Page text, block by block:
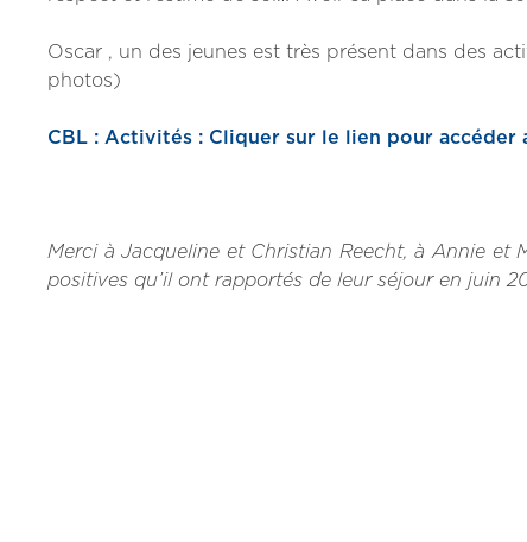
Oscar , un des jeunes est très présent dans des
photos)
CBL : Activités : Cliquer sur le lien pour accéder
Merci à Jacqueline et Christian Reecht, à Annie
positives qu’il ont rapportés de leur séjour en juin